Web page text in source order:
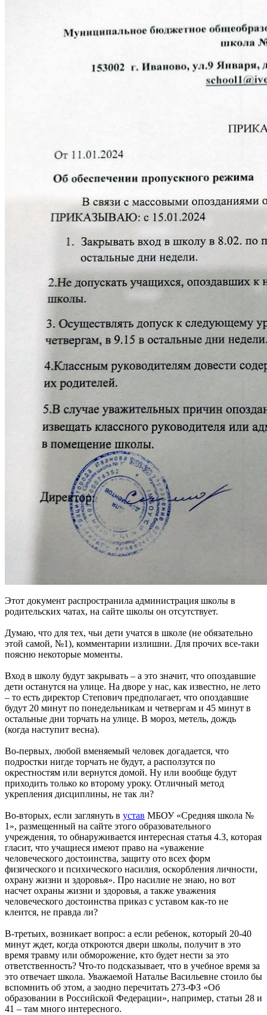
Этот документ распространила администрация школы в
родительских чатах, на сайте школы он отсутствует.
Думаю, что для тех, чьи дети учатся в школе (не обязательно
этой самой, №1), комментарии излишни. Для прочих все-таки
поясню некоторые моменты.
Вход в школу будут закрывать – а это значит, что опоздавшие
дети останутся на улице. На дворе у нас, как известно, не лето
– то есть директор Степович предполагает, что опоздавшие
будут 20 минут по понедельникам и четвергам и 45 минут в
остальные дни торчать на улице. В мороз, метель, дождь
(когда наступит весна).
Во-первых, любой вменяемый человек догадается, что
подростки нигде торчать не будут, а расползутся по
окрестностям или вернутся домой. Ну или вообще будут
приходить только ко второму уроку. Отличный метод
укрепления дисциплины, не так ли?
Во-вторых, если заглянуть в устав МБОУ «Средняя школа №
1», размещенный на сайте этого образовательного
учреждения, то обнаруживается интересная статья 4.3, которая
гласит, что учащиеся имеют право на «уважение
человеческого достоинства, защиту ото всех форм
физического и психического насилия, оскорбления личности,
охрану жизни и здоровья». Про насилие не знаю, но вот
насчет охраны жизни и здоровья, а также уважения
человеческого достоинства приказ с уставом как-то не
клеится, не правда ли?
В-третьих, возникает вопрос: а если ребенок, который 20-40
минут ждет, когда откроются двери школы, получит в это
время травму или обморожение, кто будет нести за это
ответственность? Что-то подсказывает, что в учебное время за
это отвечает школа. Уважаемой Наталье Васильевне стоило бы
вспомнить об этом, а заодно перечитать 273-ФЗ «Об
образовании в Российской Федерации», например, статьи 28 и
41 – там много интересного.